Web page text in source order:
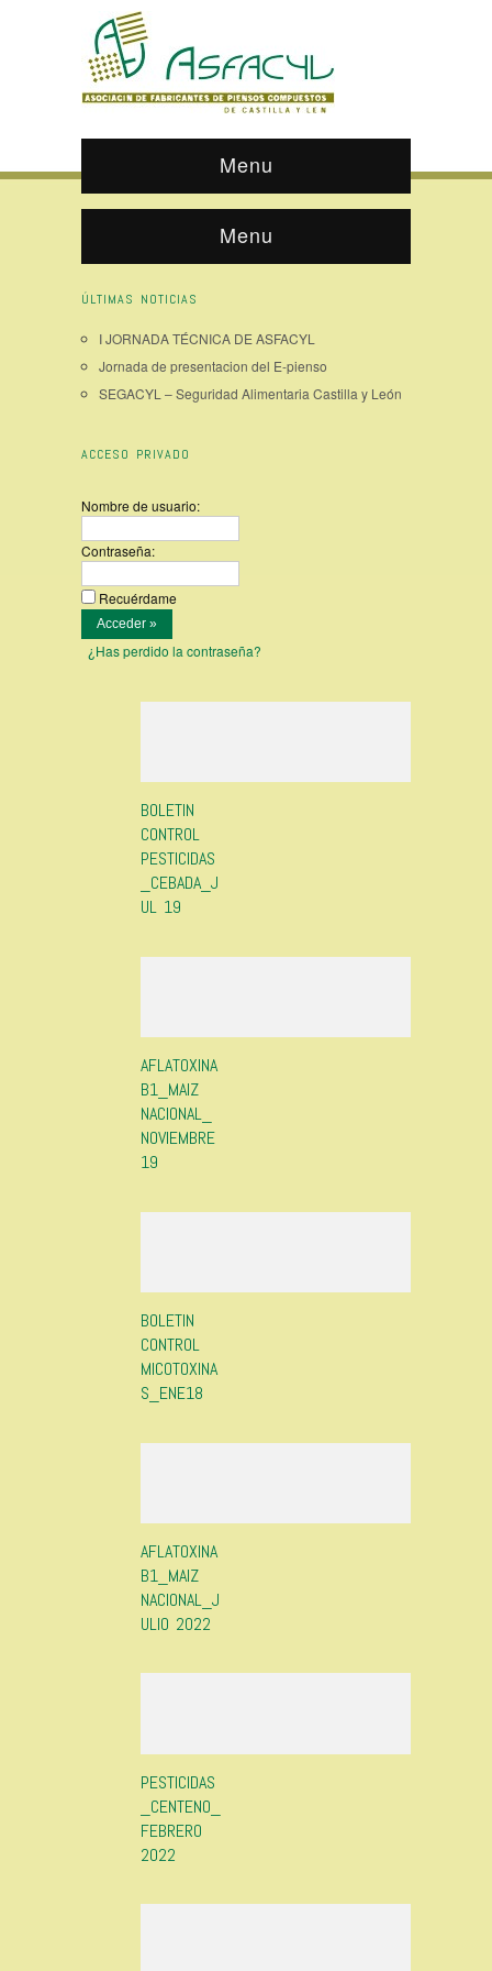
Menu
Menu
ÚLTIMAS NOTICIAS
I JORNADA TÉCNICA DE ASFACYL
Jornada de presentacion del E-pienso
SEGACYL – Seguridad Alimentaria Castilla y León
ACCESO PRIVADO
Nombre de usuario:
Contraseña:
Recuérdame
¿Has perdido la contraseña?
BOLETIN
CONTROL
PESTICIDAS
_CEBADA_J
UL 19
AFLATOXINA
B1_MAIZ
NACIONAL_
NOVIEMBRE
19
BOLETIN
CONTROL
MICOTOXINA
S_ENE18
AFLATOXINA
B1_MAIZ
NACIONAL_J
ULIO 2022
PESTICIDAS
_CENTENO_
FEBRERO
2022